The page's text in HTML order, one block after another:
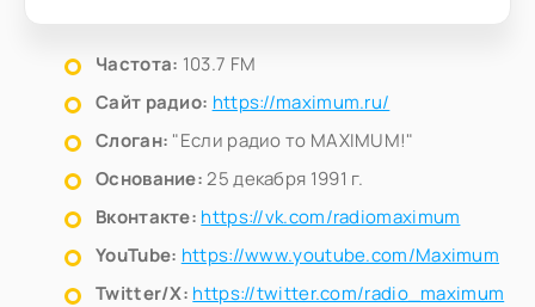
Частота: 103.7 FM
Сайт радио: https://maximum.ru/
Слоган: "Если радио то MAXIMUM!"
Основание: 25 декабря 1991 г.
Вконтакте: https://vk.com/radiomaximum
YouTube: https://www.youtube.com/Maximum
Twitter/X: https://twitter.com/radio_maximum